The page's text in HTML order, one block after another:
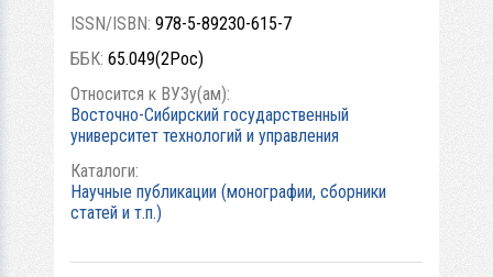
ISSN/ISBN: 978-5-89230-615-7
ББК: 65.049(2Рос)
Относится к ВУЗу(ам):
Восточно-Сибирский государственный
университет технологий и управления
Каталоги:
Научные публикации (монографии, сборники
статей и т.п.)